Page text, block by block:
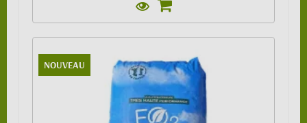
NOUVEAU